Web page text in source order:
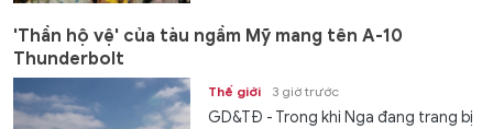
'Thần hộ vệ' của tàu ngầm Mỹ mang tên A-10
Thunderbolt
Thế giới 3 giờ trước
GD&TĐ - Trong khi Nga đang trang bị